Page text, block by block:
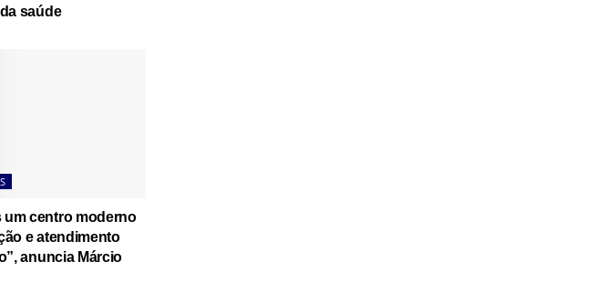
saúde
um centro moderno
e atendimento
anuncia Márcio